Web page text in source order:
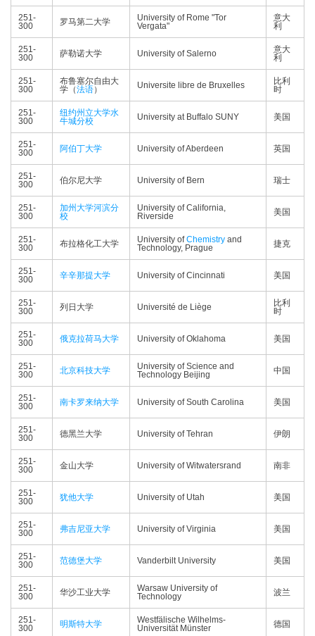
251-
300
罗马第二大学
University of Rome "Tor
Vergata"
意大
利
251-
300
萨勒诺大学 University of Salerno
意大
利
251-
300
布鲁塞尔自由大
学（法语） Universite libre de Bruxelles
比利
时
251-
300
纽约州立大学水
牛城分校
University at Buffalo SUNY 美国
251-
300
阿伯丁大学 University of Aberdeen 英国
251-
300
伯尔尼大学 University of Bern 瑞士
251-
300
加州大学河滨分
校
University of California,
Riverside
美国
251-
300
布拉格化工大学 University ofChemistry and
Technology, Prague
捷克
251-
300
辛辛那提大学 University of Cincinnati 美国
251-
300
列日大学 Université de Liège
比利
时
251-
300
俄克拉荷马大学 University of Oklahoma 美国
251-
300
北京科技大学
University of Science and
Technology Beijing
中国
251-
300
南卡罗来纳大学 University of South Carolina 美国
251-
300
德黑兰大学 University of Tehran 伊朗
251-
300
金山大学 University of Witwatersrand 南非
251-
300
犹他大学 University of Utah 美国
251-
300
弗吉尼亚大学 University of Virginia 美国
251-
300
范德堡大学 Vanderbilt University 美国
251-
300
华沙工业大学
Warsaw University of
Technology
波兰
251-
300
明斯特大学
Westfälische Wilhelms-
Universität Münster
德国